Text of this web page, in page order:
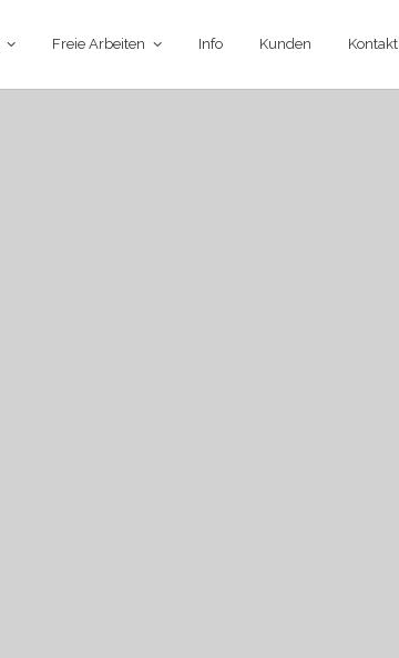
Freie Arbeiten Info Kunden Kontakt